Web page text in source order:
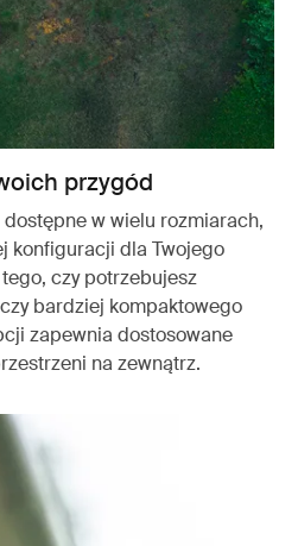
przygód
dostępne w wielu rozmiarach,
konfiguracji dla Twojego
czy potrzebujesz
bardziej kompaktowego
zapewnia dostosowane
na zewnątrz.